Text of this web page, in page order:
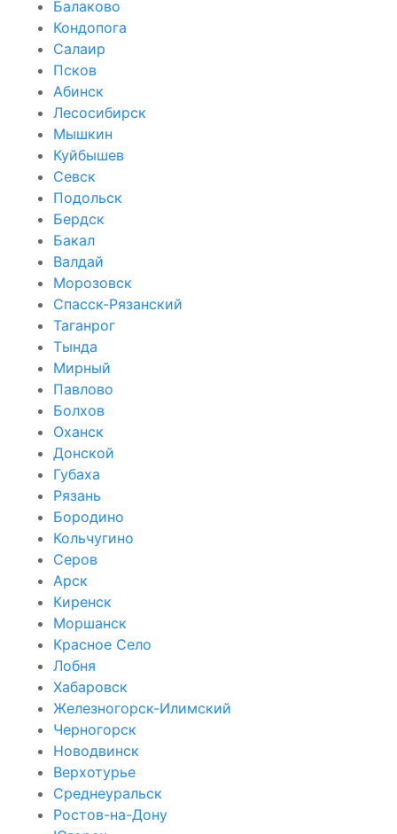
Балаково
Кондопога
Салаир
Псков
Абинск
Лесосибирск
Мышкин
Куйбышев
Севск
Подольск
Бердск
Бакал
Валдай
Морозовск
Спасск-Рязанский
Таганрог
Тында
Мирный
Павлово
Болхов
Оханск
Донской
Губаха
Рязань
Бородино
Кольчугино
Серов
Арск
Киренск
Моршанск
Красное Село
Лобня
Хабаровск
Железногорск-Илимский
Черногорск
Новодвинск
Верхотурье
Среднеуральск
Ростов-на-Дону